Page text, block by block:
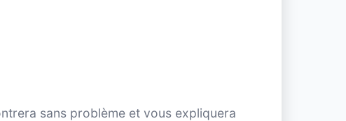
sans problème et vous expliquera